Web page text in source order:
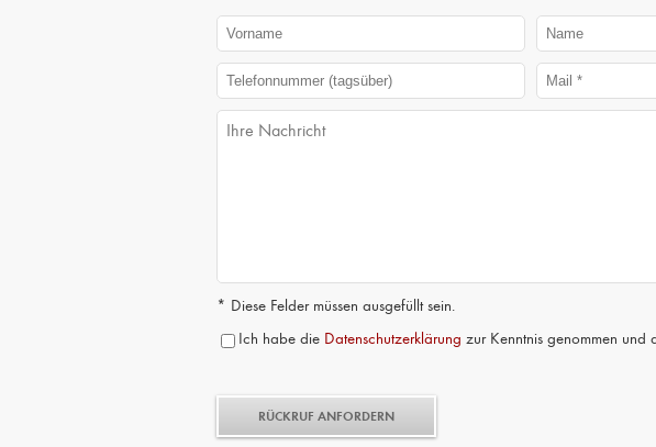
* Diese Felder müssen ausgefüllt sein.
Ich habe die Datenschutzerklärung zur Kenntnis genommen und